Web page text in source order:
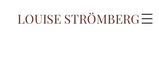
LOUISE STRÖMBERG